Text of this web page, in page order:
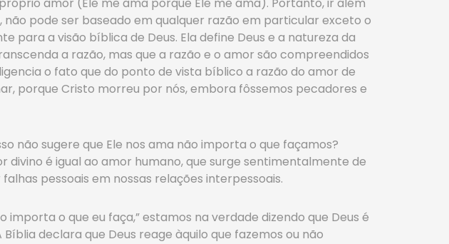
pode ser baseado em qualquer razão em particular exceto o
para a visão bíblica de Deus. Ela define Deus e a natureza da
a razão, mas que a razão e o amor são compreendidos
o fato que do ponto de vista bíblico a razão do amor de
porque Cristo morreu por nós, embora fôssemos pecadores e
não sugere que Ele nos ama não importa o que façamos?
é igual ao amor humano, que surge sentimentalmente de
pessoais em nossas relações interpessoais.
o que eu faça,” estamos na verdade dizendo que Deus é
declara que Deus reage àquilo que fazemos ou não